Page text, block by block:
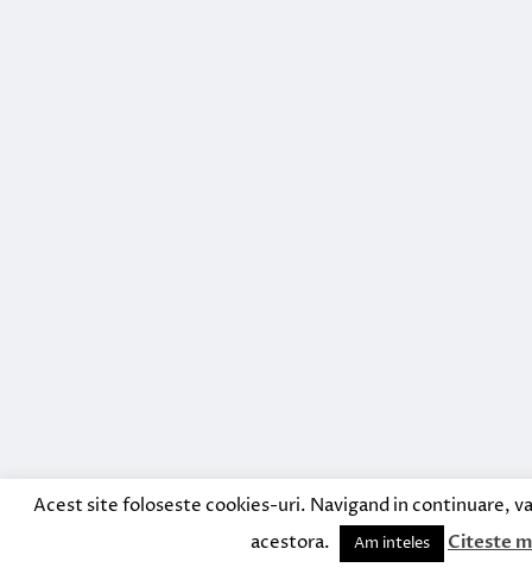
Acest site foloseste cookies-uri. Navigand in continuare,
acestora.
Am inteles Citeste